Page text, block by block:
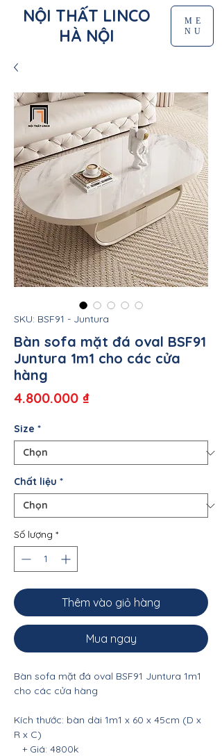
NỘI THẤT LINCO
HÀ NỘI
ME
NU
SKU: BSF91 - Juntura
Bàn sofa mặt đá oval BSF91
Juntura 1m1 cho các cửa
hàng
4.800.000 ₫Giá
Size *
Chất liệu *
Số lượng *
Thêm vào giỏ hàng
Mua ngay
Bàn sofa mặt đá oval BSF91 Juntura 1m1
cho các cửa hàng
Kích thước: bàn dài 1m1 x 60 x 45cm (D x
R x C)
+ Giá: 4800k